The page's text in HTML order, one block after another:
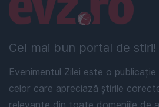
Cel mai bun portal de stiri!
Evenimentul Zilei este o
celor care apreciază știrile
relevante din toate domeniile de